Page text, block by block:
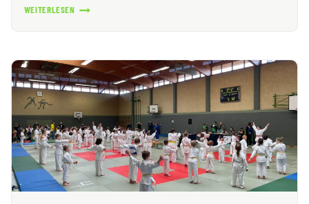
WEITERLESEN
ERFOLGREICHES